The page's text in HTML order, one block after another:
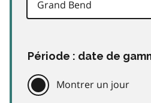
Période : date de
Montrer un jour